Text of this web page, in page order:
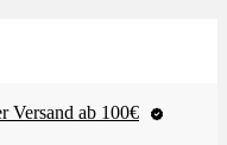
Versand ab 100€